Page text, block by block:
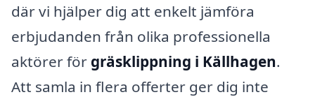
där vi hjälper dig att enkelt jämföra
erbjudanden från olika professionella
aktörer för gräsklippning i Källhagen.
Att samla in flera offerter ger dig inte